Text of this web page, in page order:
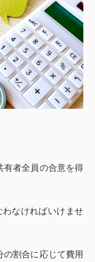
有者全員の合意を得
なければいけませ
の割合に応じて費用